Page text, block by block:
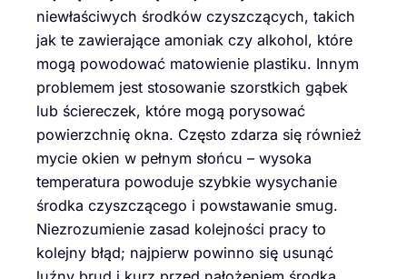
niewłaściwych środków czyszczących, takich
jak te zawierające amoniak czy alkohol, które
mogą powodować matowienie plastiku. Innym
problemem jest stosowanie szorstkich gąbek
lub ściereczek, które mogą porysować
powierzchnię okna. Często zdarza się również
mycie okien w pełnym słońcu – wysoka
temperatura powoduje szybkie wysychanie
środka czyszczącego i powstawanie smug.
Niezrozumienie zasad kolejności pracy to
kolejny błąd; najpierw powinno się usunąć